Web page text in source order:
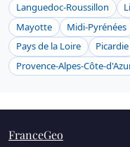
Languedoc-Roussillon
Mayotte
Midi-Pyrénées
Pays de la Loire
Picardie
Provence-Alpes-Côte-
FranceGeo